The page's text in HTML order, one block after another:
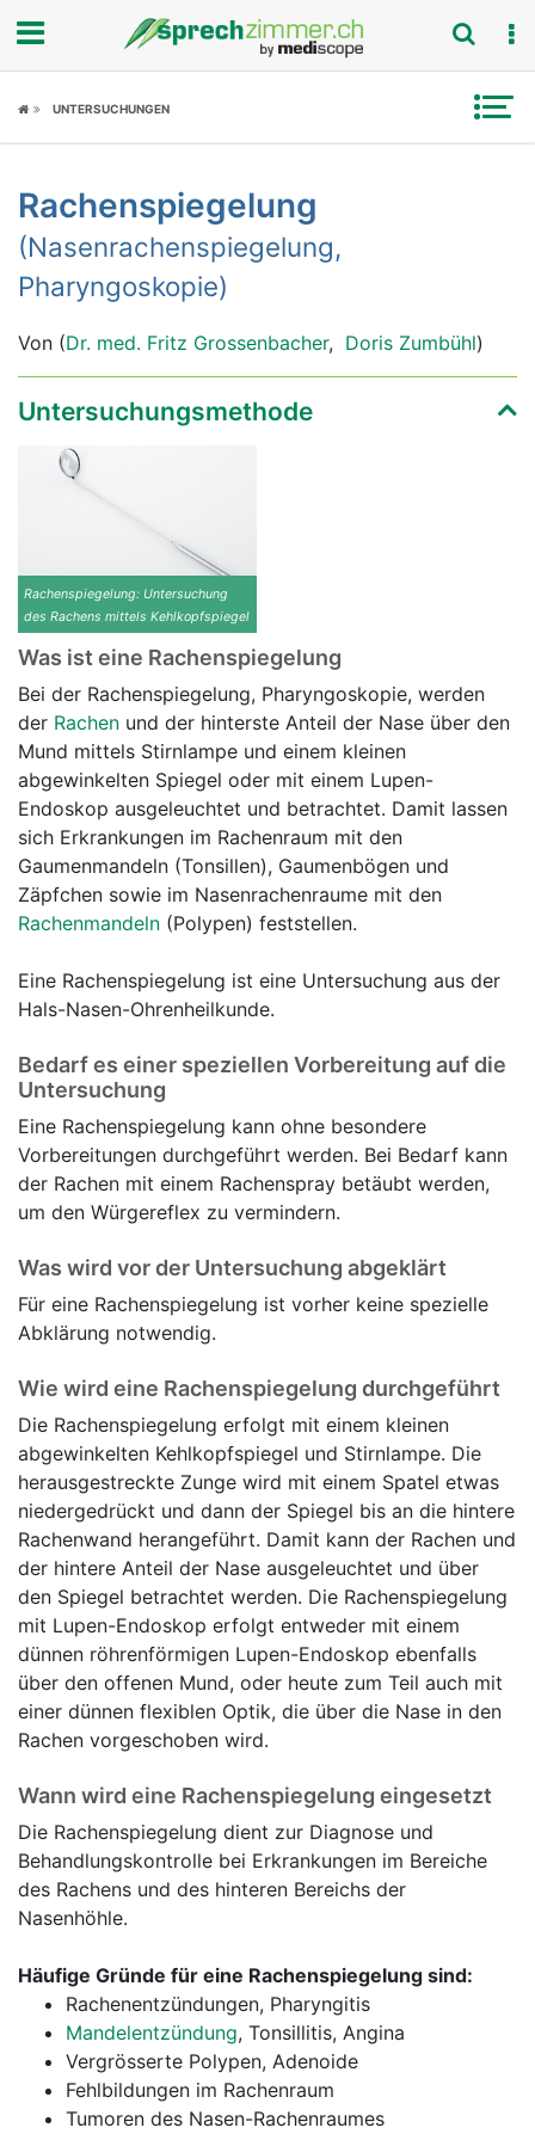
Fokus
Symptome
Untersuchungen
News
Ratgeber
Rubriken
UNTERSUCHUNGEN
Rachenspiegelung
(Nasenrachenspiegelung,
Pharyngoskopie)
Von (Dr. med. Fritz Grossenbacher, Doris Zumbühl)
Untersuchungsmethode
Rachenspiegelung: Untersuchung
des Rachens mittels Kehlkopfspiegel
Was ist eine Rachenspiegelung
Bei der Rachenspiegelung, Pharyngoskopie, werden
der Rachen und der hinterste Anteil der Nase über den
Mund mittels Stirnlampe und einem kleinen
abgewinkelten Spiegel oder mit einem Lupen-
Endoskop ausgeleuchtet und betrachtet. Damit lassen
sich Erkrankungen im Rachenraum mit den
Gaumenmandeln (Tonsillen), Gaumenbögen und
Zäpfchen sowie im Nasenrachenraume mit den
Rachenmandeln (Polypen) feststellen.
Eine Rachenspiegelung ist eine Untersuchung aus der
Hals-Nasen-Ohrenheilkunde.
Bedarf es einer speziellen Vorbereitung auf die
Untersuchung
Eine Rachenspiegelung kann ohne besondere
Vorbereitungen durchgeführt werden. Bei Bedarf kann
der Rachen mit einem Rachenspray betäubt werden,
um den Würgereflex zu vermindern.
Was wird vor der Untersuchung abgeklärt
Für eine Rachenspiegelung ist vorher keine spezielle
Abklärung notwendig.
Wie wird eine Rachenspiegelung durchgeführt
Die Rachenspiegelung erfolgt mit einem kleinen
abgewinkelten Kehlkopfspiegel und Stirnlampe. Die
herausgestreckte Zunge wird mit einem Spatel etwas
niedergedrückt und dann der Spiegel bis an die hintere
Rachenwand herangeführt. Damit kann der Rachen und
der hintere Anteil der Nase ausgeleuchtet und über
den Spiegel betrachtet werden. Die Rachenspiegelung
mit Lupen-Endoskop erfolgt entweder mit einem
dünnen röhrenförmigen Lupen-Endoskop ebenfalls
über den offenen Mund, oder heute zum Teil auch mit
einer dünnen flexiblen Optik, die über die Nase in den
Rachen vorgeschoben wird.
Wann wird eine Rachenspiegelung eingesetzt
Die Rachenspiegelung dient zur Diagnose und
Behandlungskontrolle bei Erkrankungen im Bereiche
des Rachens und des hinteren Bereichs der
Nasenhöhle.
Häufige Gründe für eine Rachenspiegelung sind:
Rachenentzündungen, Pharyngitis
Mandelentzündung, Tonsillitis, Angina
Vergrösserte Polypen, Adenoide
Fehlbildungen im Rachenraum
Tumoren des Nasen-Rachenraumes